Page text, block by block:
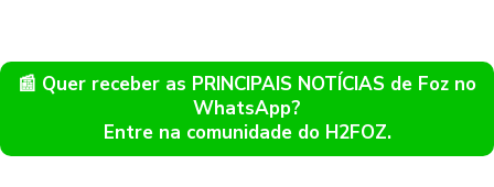
📰 Quer receber as PRINCIPAIS NOTÍCIAS de Foz no
WhatsApp?
Entre na comunidade do H2FOZ.